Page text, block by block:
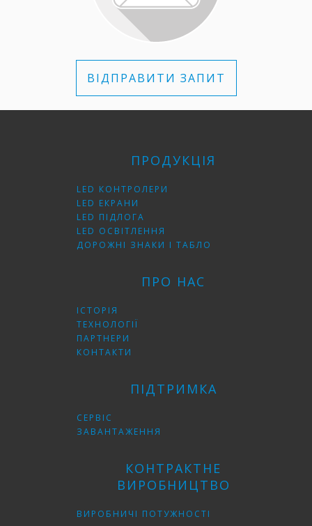
ВІДПРАВИТИ ЗАПИТ
ПРОДУКЦІЯ
LED КОНТРОЛЕРИ
LED ЕКРАНИ
LED ПІДЛОГА
LED ОСВІТЛЕННЯ
ДОРОЖНІ ЗНАКИ І ТАБЛО
ПРО НАС
ІСТОРІЯ
ТЕХНОЛОГІЇ
ПАРТНЕРИ
КОНТАКТИ
ПІДТРИМКА
СЕРВІС
ЗАВАНТАЖЕННЯ
КОНТРАКТНЕ
ВИРОБНИЦТВО
ВИРОБНИЧІ ПОТУЖНОСТІ